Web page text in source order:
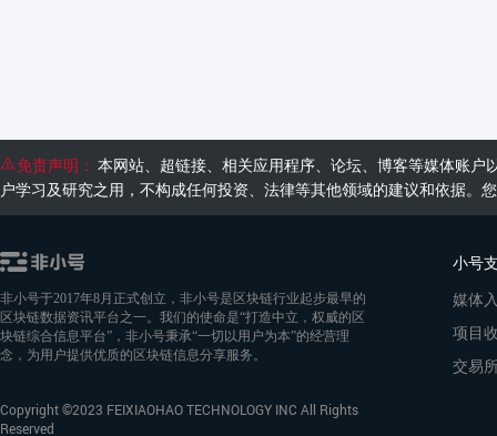
免责声明： 本网站、超链接、相关应用程序、论坛、博客等媒体账
户学习及研究之用，不构成任何投资、法律等其他领域的建议和依据
非小号于2017年8月正式创立，非小号是区块链行业起步最早的
区块链数据资讯平台之一。我们的使命是“打造中立，权威的区
块链综合信息平台”，非小号秉承“一切以用户为本”的经营理
念，为用户提供优质的区块链信息分享服务。
Copyright ©2023 FEIXIAOHAO TECHNOLOGY INC All Rights
Reserved
小号
媒体
项目
交易